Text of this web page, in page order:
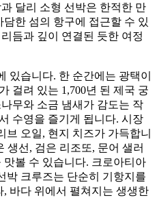
달리 소형 선박은 한적한 만
한 섬의 항구에 접근할 수 있
듬과 깊이 연결된 듯한 여정
있습니다. 한 순간에는 광택이
걸려 있는 1,700년 된 제국 궁
무와 소금 냄새가 감도는 작
수영을 즐기게 됩니다. 시장
브 오일, 현지 치즈가 가득합니
생선, 검은 리조또, 문어 샐러
볼 수 있습니다. 크로아티아
박 크루즈는 단순히 기항지를
바다 위에서 펼쳐지는 생생한